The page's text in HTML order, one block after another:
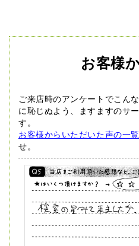
お客様
ご来店時のアンケートでこん
に恥じぬよう、ますますのサ
す。
お客様からいただいた声の一
せ。